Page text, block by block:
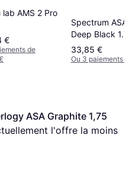
lab AMS 2 Pro
€
de
Spectrum
Deep Black
1000 g
33,85 €
Ou 3 paiements
ASA Graphite 1,75
l'offre la moins